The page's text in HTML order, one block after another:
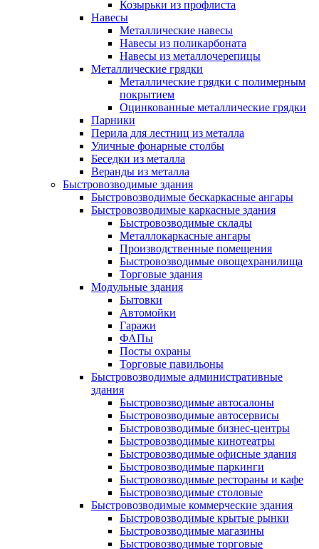
Козырьки из профлиста
Навесы
Металлические навесы
Навесы из поликарбоната
Навесы из металлочерепицы
Металлические грядки
Металлические грядки с полимерным
покрытием
Оцинкованные металлические грядки
Парники
Перила для лестниц из металла
Уличные фонарные столбы
Беседки из металла
Веранды из металла
Быстровозводимые здания
Быстровозводимые бескаркасные ангары
Быстровозводимые каркасные здания
Быстровозводимые склады
Металлокаркасные ангары
Производственные помещения
Быстровозводимые овощехранилища
Торговые здания
Модульные здания
Бытовки
Автомойки
Гаражи
ФАПы
Посты охраны
Торговые павильоны
Быстровозводимые административные
здания
Быстровозводимые автосалоны
Быстровозводимые автосервисы
Быстровозводимые бизнес-центры
Быстровозводимые кинотеатры
Быстровозводимые офисные здания
Быстровозводимые паркинги
Быстровозводимые рестораны и кафе
Быстровозводимые столовые
Быстровозводимые коммерческие здания
Быстровозводимые крытые рынки
Быстровозводимые магазины
Быстровозводимые торговые